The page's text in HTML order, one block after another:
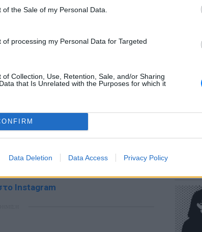
the Sale of my Personal Data.
of processing my Personal Data for Targeted
of Collection, Use, Retention, Sale, and/or Sharing
that Is Unrelated with the Purposes for which it
Data Deletion Data Access Privacy Policy
Πώς
Google Newsκαι μάθετε πρώτοι
ημέρας και ότι σου κάνει κλικ!
Instagram